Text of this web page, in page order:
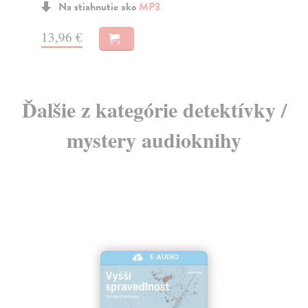
Ďalšie z kategórie detektívky /
mystery audioknihy
E-AUDIO